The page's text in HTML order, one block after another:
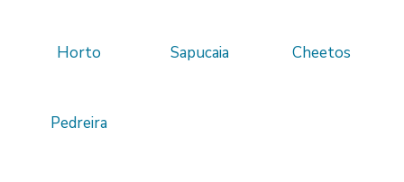
Horto Sapucaia Cheetos
Pedreira